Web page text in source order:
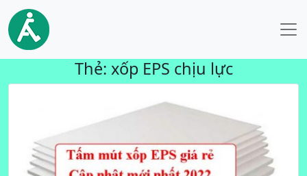
Thẻ: xốp EPS chịu lực